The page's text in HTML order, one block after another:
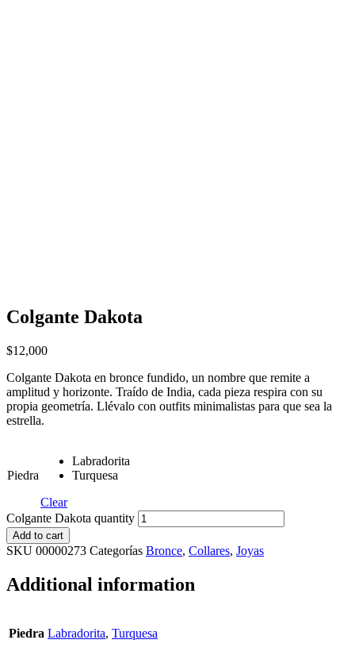
Colgante Dakota
$12,000
Colgante Dakota en bronce fundido, un nombre que remite a
amplitud y horizonte. Traído de India, cada pieza respira con su
propia geometría. Llévalo con outfits minimalistas para que sea la
estrella.
Piedra
Labradorita
Turquesa
Clear
Colgante Dakota quantity
Add to cart
SKU 00000273 Categorías Bronce, Collares, Joyas
Additional information
Piedra Labradorita, Turquesa